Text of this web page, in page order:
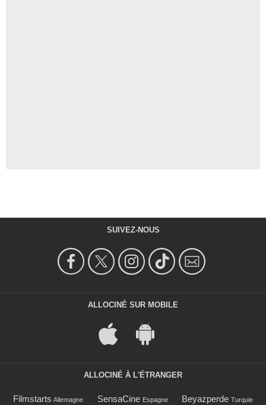
SUIVEZ-NOUS
ALLOCINÉ SUR MOBILE
ALLOCINÉ À L'ÉTRANGER
Filmstarts Allemagne SensaCine Espagne Beyazperde Turquie